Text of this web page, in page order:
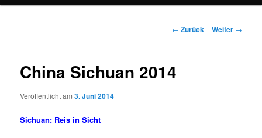
Beitrags-
← Zurück Weiter →
China Sichuan 2014
Veröffentlicht am3. Juni 2014
Sichuan: Reis in Sicht